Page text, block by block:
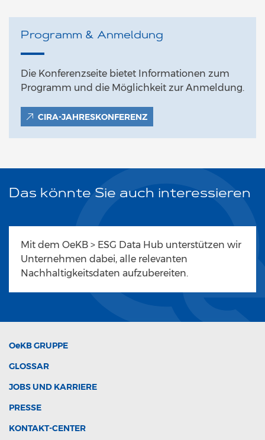
Programm & Anmeldung
Die Konferenzseite bietet Informationen zum
Programm und die Möglichkeit zur Anmeldung.
CIRA-JAHRESKONFERENZ
Das könnte Sie auch interessieren
Mit dem OeKB > ESG Data Hub unterstützen wir
Unternehmen dabei, alle relevanten
Nachhaltigkeitsdaten aufzubereiten.
OeKBGRUPPE
GLOSSAR
JOBS UND KARRIERE
PRESSE
KONTAKT-CENTER